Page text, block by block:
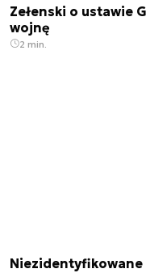
Zełenski o ustawie
wojnę
2 min.
Niezidentyfikowane